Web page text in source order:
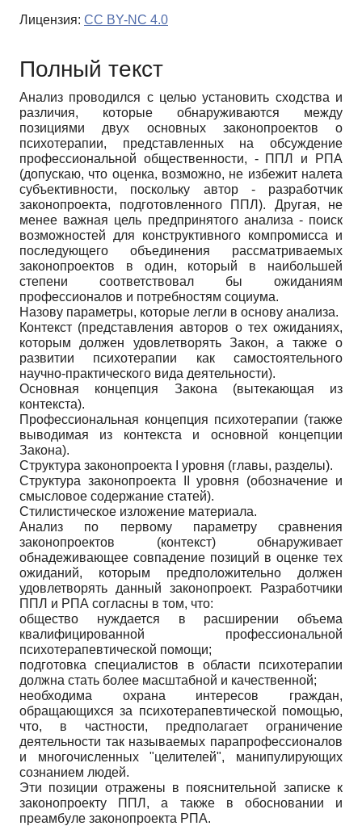
Лицензия: CC BY-NC 4.0
Полный текст
Анализ проводился с целью установить сходства и
различия, которые обнаруживаются между
позициями двух основных законопроектов о
психотерапии, представленных на обсуждение
профессиональной общественности, - ППЛ и РПА
(допускаю, что оценка, возможно, не избежит налета
субъективности, поскольку автор - разработчик
законопроекта, подготовленного ППЛ). Другая, не
менее важная цель предпринятого анализа - поиск
возможностей для конструктивного компромисса и
последующего объединения рассматриваемых
законопроектов в один, который в наибольшей
степени соответствовал бы ожиданиям
профессионалов и потребностям социума.
Назову параметры, которые легли в основу анализа.
Контекст (представления авторов о тех ожиданиях,
которым должен удовлетворять Закон, а также о
развитии психотерапии как самостоятельного
научно-практического вида деятельности).
Основная концепция Закона (вытекающая из
контекста).
Профессиональная концепция психотерапии (также
выводимая из контекста и основной концепции
Закона).
Структура законопроекта I уровня (главы, разделы).
Структура законопроекта II уровня (обозначение и
смысловое содержание статей).
Стилистическое изложение материала.
Анализ по первому параметру сравнения
законопроектов (контекст) обнаруживает
обнадеживающее совпадение позиций в оценке тех
ожиданий, которым предположительно должен
удовлетворять данный законопроект. Разработчики
ППЛ и РПА согласны в том, что:
общество нуждается в расширении объема
квалифицированной профессиональной
психотерапевтической помощи;
подготовка специалистов в области психотерапии
должна стать более масштабной и качественной;
необходима охрана интересов граждан,
обращающихся за психотерапевтической помощью,
что, в частности, предполагает ограничение
деятельности так называемых парапрофессионалов
и многочисленных "целителей", манипулирующих
сознанием людей.
Эти позиции отражены в пояснительной записке к
законопроекту ППЛ, а также в обосновании и
преамбуле законопроекта РПА.